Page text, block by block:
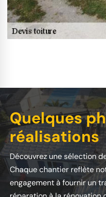
Quelques
réalisations
Découvrez une sélection
Chaque chantier reflète
engagement à fournir un